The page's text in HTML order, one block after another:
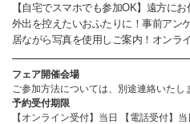
【自宅でスマホでも参加OK】遠方に
外出を控えたいおふたりに！事前ア
居ながら写真を使用しご案内！オンラ
フェア開催会場
ご参加方法については、別途連絡いたし
予約受付期限
【オンライン受付】当日 【電話受付】